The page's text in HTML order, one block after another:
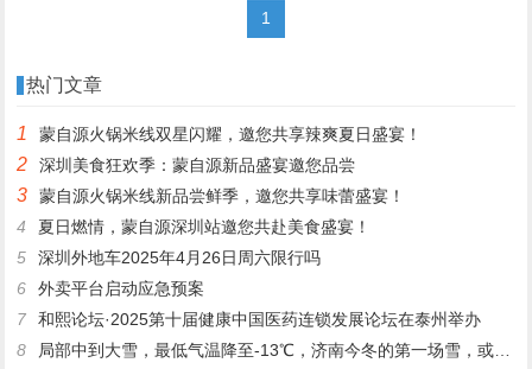
1
热门文章
1 蒙自源火锅米线双星闪耀，邀您共享辣爽夏日盛宴！
2 深圳美食狂欢季：蒙自源新品盛宴邀您品尝
3
蒙自源火锅米线新品尝鲜季，邀您共享味蕾盛宴！
4
夏日燃情，蒙自源深圳站邀您共赴美食盛宴！
5
深圳外地车2025年4月26日周六限行吗
6
外卖平台启动应急预案
7
和熙论坛·2025第十届健康中国医药连锁发展论坛在泰州举办
8
局部中到大雪，最低气温降至-13℃，济南今冬的第一场雪，或跟去年同一时间！